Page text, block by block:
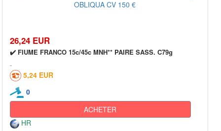
26,24 EUR
✔️ FIUME FRANCO 15c/45c MNH** PAIRE SASS. C79g
5,24 EUR
0
ACHETER
HR